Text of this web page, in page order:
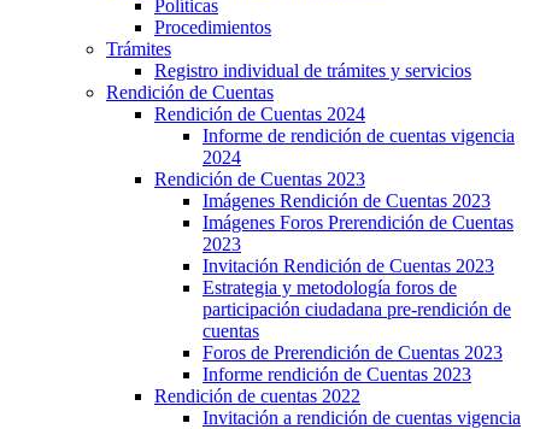
Políticas
Procedimientos
Trámites
Registro individual de trámites y servicios
Rendición de Cuentas
Rendición de Cuentas 2024
Informe de rendición de cuentas vigencia
2024
Rendición de Cuentas 2023
Imágenes Rendición de Cuentas 2023
Imágenes Foros Prerendición de Cuentas
2023
Invitación Rendición de Cuentas 2023
Estrategia y metodología foros de
participación ciudadana pre-rendición de
cuentas
Foros de Prerendición de Cuentas 2023
Informe rendición de Cuentas 2023
Rendición de cuentas 2022
Invitación a rendición de cuentas vigencia